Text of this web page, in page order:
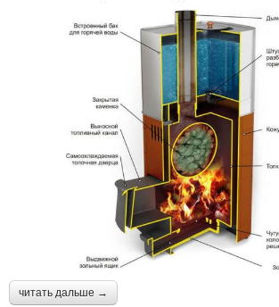
читать дальше →